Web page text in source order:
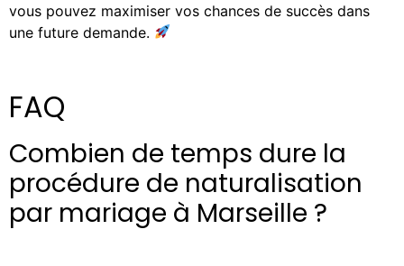
vous pouvez maximiser vos chances de succès dans
une future demande.
FAQ
Combien de temps dure la
procédure de naturalisation
par mariage à Marseille ?